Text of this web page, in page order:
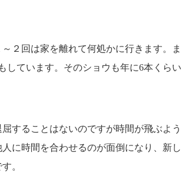
２回は家を離れて何処かに行きます。ま
しています。そのショウも年に6本くらい
することはないのですが時間が飛ぶよう
に時間を合わせるのが面倒になり、新し
。